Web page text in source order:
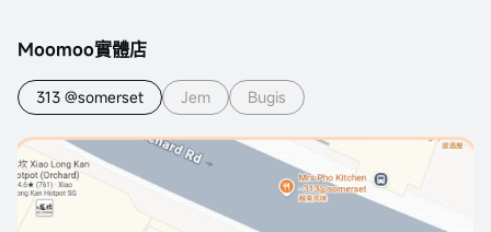
Moomoo實體店
313 @somerset Jem Bugis